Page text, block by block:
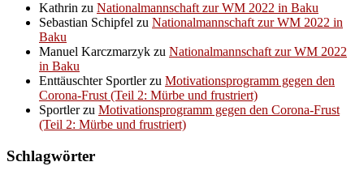
Kathrin zu Nationalmannschaft zur WM 2022 in Baku
Sebastian Schipfel zu Nationalmannschaft zur WM 2022 in
Baku
Manuel Karczmarzyk zu Nationalmannschaft zur WM 2022
in Baku
Enttäuschter Sportlerzu Motivationsprogramm gegen den
Corona-Frust (Teil 2: Mürbe und frustriert)
Sportlerzu Motivationsprogramm gegen den Corona-Frust
(Teil 2: Mürbe und frustriert)
Schlagwörter